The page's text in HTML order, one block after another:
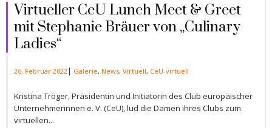
Virtueller CeU Lunch Meet & Greet
mit Stephanie Bräuer von „Culinary
Ladies“
26. Februar 2022 | Galerie, News, Virtuell, CeU-virtuell
Kristina Tröger, Präsidentin und Initiatorin des Club europäischer
Unternehmerinnen e. V. (CeU), lud die Damen ihres Clubs zum
virtuellen...